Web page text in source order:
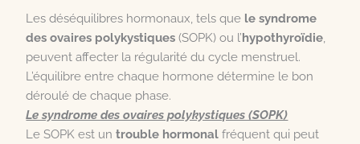
Les déséquilibres hormonaux, tels que le syndrome
des ovaires polykystiques (SOPK) ou l’hypothyroïdie
peuvent affecter la régularité du cycle menstruel.
L’équilibre entre chaque hormone détermine le bon
déroulé de chaque phase.
Le syndrome des ovaires polykystiques (SOPK)
Le SOPK est untrouble hormonal fréquent qui peut